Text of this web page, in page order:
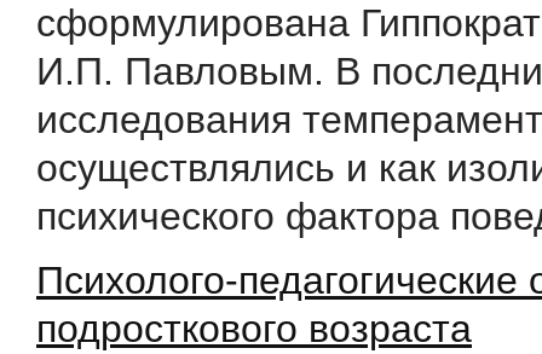
сформулирована
И.П. Павловым. В
исследования
осуществлялись и как
психического фактора
Психолого-педагогические
подросткового возраста